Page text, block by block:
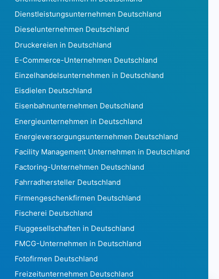
Fidschi574
Finnland 605.436
Frankreich 10.478.174
Französisch-Guayana 12.793
Gabun386
Das Gambia240
Georgia 1.911
Deutschland 5.740.056
Gibraltar721
Griechenland 270.131
Grönland7.880
Grenada105
Guadeloupe 49.267
Guam1.189
Guatemala 141.365
Guinea354
Guinea Bissau72
Guyana329
Haiti938
Honduras 2.039
Hong Kong 1.869.111
Dienstleistungsunternehmen Deutschland
Dieselunternehmen Deutschland
Druckereien in Deutschland
E-Commerce-Unternehmen Deutschland
Einzelhandelsunternehmen in Deutschland
Eisdielen Deutschland
Eisenbahnunternehmen Deutschland
Energieunternehmen in Deutschland
Energieversorgungsunternehmen Deutschland
Facility Management Unternehmen in Deutschland
Factoring-Unternehmen Deutschland
Fahrradhersteller Deutschland
Firmengeschenkfirmen Deutschland
Fischerei Deutschland
Fluggesellschaften in Deutschland
FMCG-Unternehmen in Deutschland
Fotofirmen Deutschland
Freizeitunternehmen Deutschland